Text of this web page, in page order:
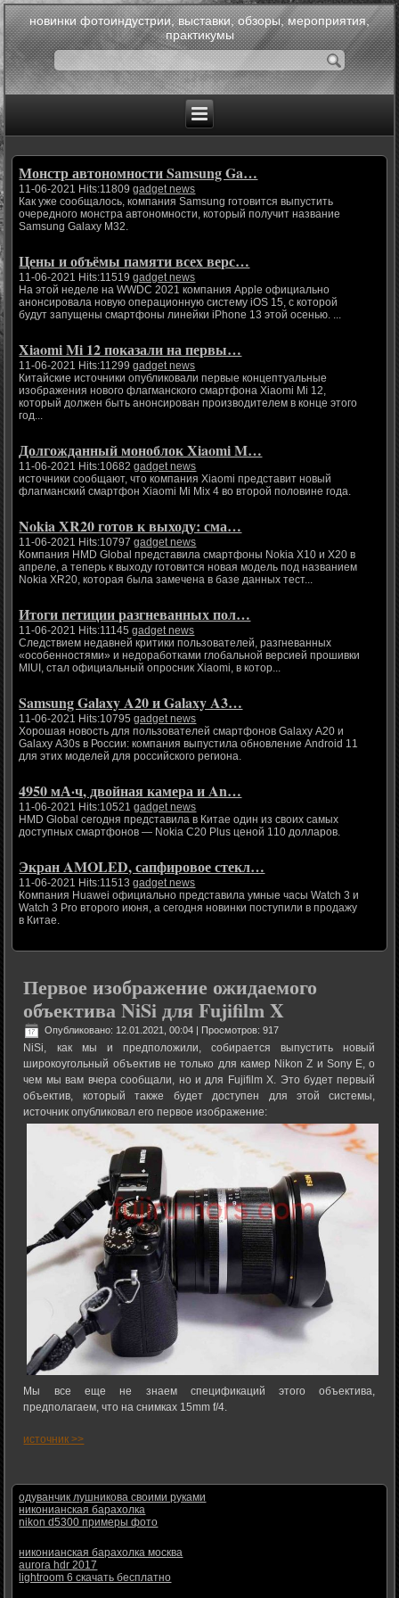
новинки фотоиндустрии, выставки, обзоры, мероприятия,
практикумы
Монстр автономности Samsung Ga…
11-06-2021 Hits:11809gadget news
Как уже сообщалось, компания Samsung готовится выпустить
очередного монстра автономности, который получит название
Samsung Galaxy M32.
Цены и объёмы памяти всех верс…
11-06-2021 Hits:11519gadget news
На этой неделе на WWDC 2021 компания Apple официально
анонсировала новую операционную систему iOS 15, с которой
будут запущены смартфоны линейки iPhone 13 этой осенью. ...
Xiaomi Mi 12 показали на первы…
11-06-2021 Hits:11299gadget news
Китайские источники опубликовали первые концептуальные
изображения нового флагманского смартфона Xiaomi Mi 12,
который должен быть анонсирован производителем в конце этого
год...
Долгожданный моноблок Xiaomi M…
11-06-2021 Hits:10682gadget news
источники сообщают, что компания Xiaomi представит новый
флагманский смартфон Xiaomi Mi Mix 4 во второй половине года.
Nokia XR20 готов к выходу: сма…
11-06-2021 Hits:10797gadget news
Компания HMD Global представила смартфоны Nokia X10 и X20 в
апреле, а теперь к выходу готовится новая модель под названием
Nokia XR20, которая была замечена в базе данных тест...
Итоги петиции разгневанных пол…
11-06-2021 Hits:11145gadget news
Следствием недавней критики пользователей, разгневанных
«особенностями» и недоработками глобальной версией прошивки
MIUI, стал официальный опросник Xiaomi, в котор...
Samsung Galaxy A20 и Galaxy A3…
11-06-2021 Hits:10795gadget news
Хорошая новость для пользователей смартфонов Galaxy A20 и
Galaxy A30s в России: компания выпустила обновление Android 11
для этих моделей для российского региона.
4950 мА·ч, двойная камера и An…
11-06-2021 Hits:10521gadget news
HMD Global сегодня представила в Китае один из своих самых
доступных смартфонов — Nokia C20 Plus ценой 110 долларов.
Экран AMOLED, сапфировое стекл…
11-06-2021 Hits:11513gadget news
Компания Huawei официально представила умные часы Watch 3 и
Watch 3 Pro второго июня, а сегодня новинки поступили в продажу
в Китае.
Первое изображение ожидаемого
объектива NiSi для Fujifilm X
Опубликовано: 12.01.2021, 00:04 | Просмотров: 917
NiSi, как мы и предположили, собирается выпустить новый
широкоугольный объектив не только для камер Nikon Z и Sony E, о
чем мы вам вчера сообщали, но и для Fujifilm X. Это будет первый
объектив, который также будет доступен для этой системы,
источник опубликовал его первое изображение:
Мы все еще не знаем спецификаций этого объектива,
предполагаем, что на снимках 15mm f/4.
источник >>
одуванчик лушникова своими руками
никонианская барахолка
nikon d5300 примеры фото
никонианская барахолка москва
aurora hdr 2017
lightroom 6 скачать бесплатно